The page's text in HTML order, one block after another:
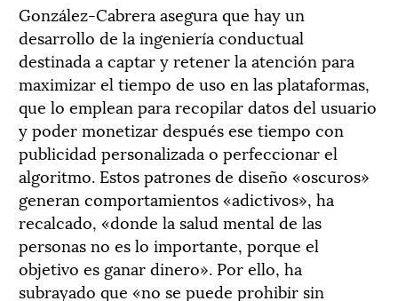
González-Cabrera asegura que hay un
desarrollo de la ingeniería conductual
destinada a captar y retener la atención para
maximizar el tiempo de uso en las plataformas,
que lo emplean para recopilar datos del usuario
y poder monetizar después ese tiempo con
publicidad personalizada o perfeccionar el
algoritmo. Estos patrones de diseño «oscuros»
generan comportamientos «adictivos», ha
recalcado, «donde la salud mental de las
personas no es lo importante, porque el
objetivo es ganar dinero». Por ello, ha
subrayado que «no se puede prohibir sin